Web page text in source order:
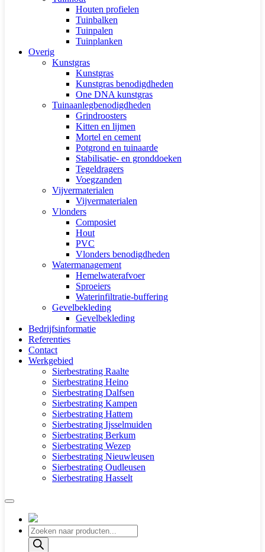
Houten profielen
Tuinbalken
Tuinpalen
Tuinplanken
Overig
Kunstgras
Kunstgras
Kunstgras benodigdheden
One DNA kunstgras
Tuinaanlegbenodigdheden
Grindroosters
Kitten en lijmen
Mortel en cement
Potgrond en tuinaarde
Stabilisatie- en gronddoeken
Tegeldragers
Voegzanden
Vijvermaterialen
Vijvermaterialen
Vlonders
Composiet
Hout
PVC
Vlonders benodigdheden
Watermanagement
Hemelwaterafvoer
Sproeiers
Waterinfiltratie-buffering
Gevelbekleding
Gevelbekleding
Bedrijfsinformatie
Referenties
Contact
Werkgebied
Sierbestrating Raalte
Sierbestrating Heino
Sierbestrating Dalfsen
Sierbestrating Kampen
Sierbestrating Hattem
Sierbestrating Ijsselmuiden
Sierbestrating Berkum
Sierbestrating Wezep
Sierbestrating Nieuwleusen
Sierbestrating Oudleusen
Sierbestrating Hasselt
Producten
zoeken